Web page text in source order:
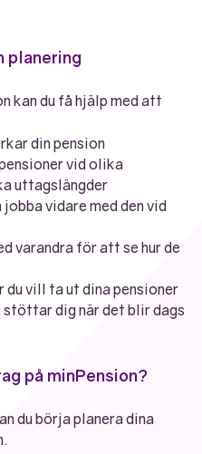
planering
kan du få hjälp med att
din pension
vid olika
uttagslängder
vidare med den vid
varandra för att se hur de
du vill ta ut dina pensioner
dig när det blir dags
på minPension?
du börja planera dina